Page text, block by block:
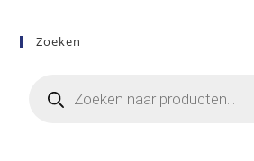
Zoeken
zoeken